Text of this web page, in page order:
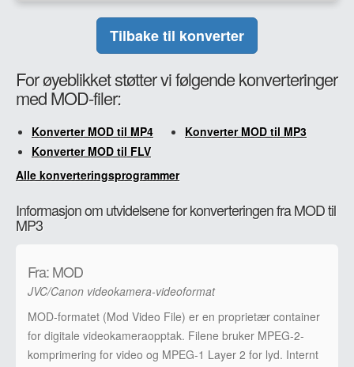
Tilbake til konverter
For øyeblikket støtter vi følgende konverteringer
med MOD-filer:
Konverter MOD til MP4
Konverter MOD til MP3
Konverter MOD til FLV
Alle konverteringsprogrammer
Informasjon om utvidelsene for konverteringen fra MOD til
MP3
Fra: MOD
JVC/Canon videokamera-videoformat
MOD-formatet (Mod Video File) er en proprietær container
for digitale videokameraopptak. Filene bruker MPEG-2-
komprimering for video og MPEG-1 Layer 2 for lyd. Internt